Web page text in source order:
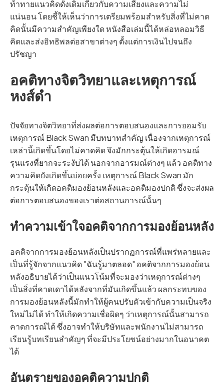
ท้าทายแนวคิดดั้งเดิมเกี่ยวกับความเสี่ยงและความไม่
แน่นอน โดยชี้ให้เห็นว่าการเตรียมพร้อมสำหรับสิ่งที่ไม่คาด
คิดนั้นมีความสำคัญเพียงใด หนังสือเล่มนี้ได้หล่อหลอมวิธี
คิดและส่งอิทธิพลต่อสาขาต่างๆ ตั้งแต่การเงินไปจนถึง
ปรัชญา
อคติทางจิตวิทยาและเหตุการณ์
หงส์ดำ
ปัจจัยทางจิตวิทยาที่ส่งผลต่อการตอบสนองและการยอมรับ
เหตุการณ์ Black Swan มีบทบาทสำคัญ เนื่องจากเหตุการณ์
เหล่านี้เกิดขึ้นโดยไม่คาดคิด จึงมักกระตุ้นให้เกิดอารมณ์
รุนแรงที่ยากจะระงับได้ นอกจากอารมณ์ต่างๆ แล้ว อคติทาง
ความคิดยังเกิดขึ้นบ่อยครั้ง เหตุการณ์ Black Swan มัก
กระตุ้นให้เกิดอคติมองย้อนหลังและอคติมองปกติ ซึ่งจะส่งผล
ต่อการตอบสนองของเราต่อสถานการณ์นั้นๆ
ทำความเข้าใจอคติจากการมองย้อนหลัง
อคติจากการมองย้อนหลังเป็นปรากฏการณ์ที่แพร่หลายและ
เป็นที่รู้จักจากแนวคิด "ฉันรู้มาตลอด" อคติจากการมองย้อน
หลังอธิบายได้ว่าเป็นแนวโน้มที่จะมองว่าเหตุการณ์ต่างๆ
เป็นสิ่งที่คาดเดาได้หลังจากที่มันเกิดขึ้นแล้ว ผลกระทบของ
การมองย้อนหลังนี้มักทำให้ผู้คนปรับตัวเข้ากับความเป็นจริง
ใหม่ไม่ได้ ทำให้เกิดความเชื่อผิดๆ ว่าเหตุการณ์นั้นสามารถ
คาดการณ์ได้ ซึ่งอาจทำให้บริษัทและพนักงานไม่สามารถ
เรียนรู้บทเรียนสำคัญๆ ที่จะมีประโยชน์อย่างมากในอนาคต
ได้
อันตรายของอคติความปกติ